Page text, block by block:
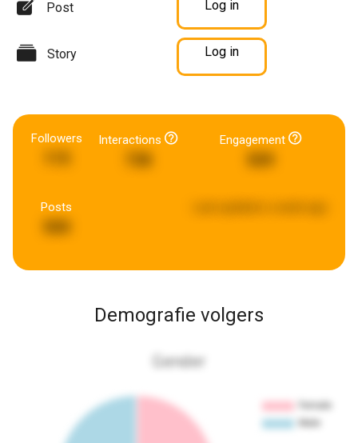
Post Log in
Story Log in
Followers Interactions Engagement
Posts
Demografie volgers
Gender